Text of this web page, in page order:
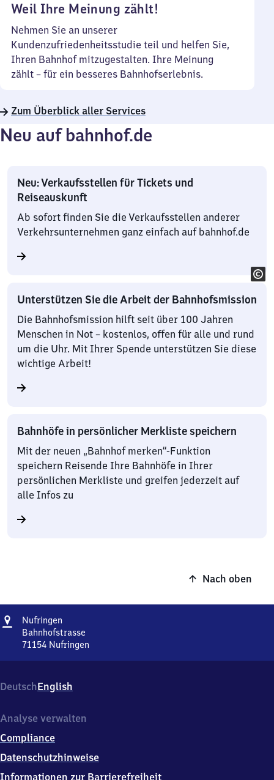
Weil Ihre Meinung zählt!
Nehmen Sie an unserer
Kundenzufriedenheitsstudie teil und helfen Sie,
Ihren Bahnhof mitzugestalten. Ihre Meinung
zählt – für ein besseres Bahnhofserlebnis.
Zum Überblick aller Services
Neu auf bahnhof.de
Neu: Verkaufsstellen für Tickets und
Reiseauskunft
Ab sofort finden Sie die Verkaufsstellen anderer
Verkehrsunternehmen ganz einfach auf bahnhof.de
Unterstützen Sie die Arbeit der Bahnhofsmission
Die Bahnhofsmission hilft seit über 100 Jahren
Menschen in Not – kostenlos, offen für alle und rund
um die Uhr. Mit Ihrer Spende unterstützen Sie diese
wichtige Arbeit!
Bahnhöfe in persönlicher Merkliste speichern
Mit der neuen „Bahnhof merken“-Funktion
speichern Reisende Ihre Bahnhöfe in Ihrer
persönlichen Merkliste und greifen jederzeit auf
alle Infos zu
Nach oben
Adresse
Nufringen
Bahnhofstrasse
71154 Nufringen
7
1
5
Nufringen
DeutschEnglish
Analyse verwalten
Compliance
Datenschutzhinweise
Informationen zur Barrierefreiheit